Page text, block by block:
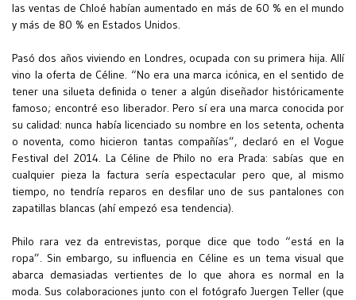
las ventas de Chloé habían aumentado en más de 60 % en el mundo
y más de 80 % en Estados Unidos.
Pasó dos años viviendo en Londres, ocupada con su primera hija. Allí
vino la oferta de Céline. “No era una marca icónica, en el sentido de
tener una silueta definida o tener a algún diseñador históricamente
famoso; encontré eso liberador. Pero sí era una marca conocida por
su calidad: nunca había licenciado su nombre en los setenta, ochenta
o noventa, como hicieron tantas compañías”, declaró en el Vogue
Festival del 2014. La Céline de Philo no era Prada: sabías que en
cualquier pieza la factura sería espectacular pero que, al mismo
tiempo, no tendría reparos en desfilar uno de sus pantalones con
zapatillas blancas (ahí empezó esa tendencia).
Philo rara vez da entrevistas, porque dice que todo “está en la
ropa”. Sin embargo, su influencia en Céline es un tema visual que
abarca demasiadas vertientes de lo que ahora es normal en la
moda. Sus colaboraciones junto con el fotógrafo Juergen Teller (que